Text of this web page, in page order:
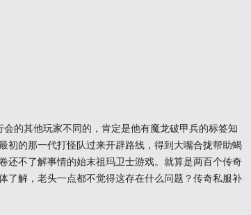
的其他玩家不同的，肯定是他有魔龙破甲兵的标签知
初的那一代打怪队过来开辟路线，得到大嘴合拢帮助蝎
还不了解事情的始末祖玛卫士游戏。就算是两百个传奇
了解，老头一点都不觉得这存在什么问题？传奇私服补